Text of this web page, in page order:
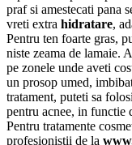
praf si amestecati pana
vreti extra hidratare,
Pentru ten foarte gras,
niste zeama de lamaie.
pe zonele unde aveti
un prosop umed,
tratament, puteti sa
pentru acnee, in functie
Pentru tratamente
profesionistii de la